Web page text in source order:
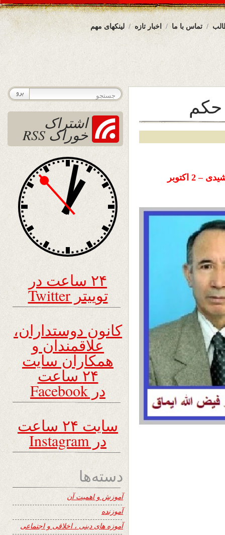
لینکهای مهم اخبار تازه تماس با ما
حکم
تاریخ نشر : چهارشنبه 11 میزان ( مهر ) ۱۴۰۳ خورشیدی – 2 اکتوبر
اشتراک
خوراک RSS
۲۴ ساعت در
توییتر Twitter
کانون دوستداران،
علاقمندان و
همکاران سایت
۲۴ ساعت
در Facebook
سایت ۲۴ ساعت
در Instagram
دسته‌ها
آموزش و اهمیت آن
آموزنده
آموزه های دینی ، اخلاقی و اجتماعی